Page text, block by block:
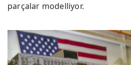
parçalar modelliyor.